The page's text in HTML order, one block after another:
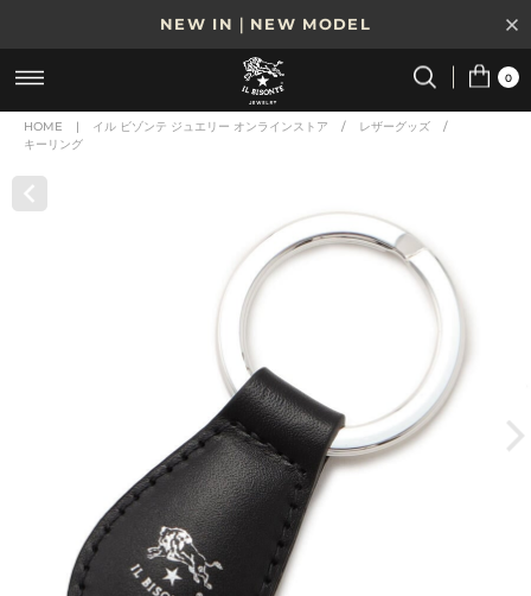
NEW IN｜NEW MODEL
8/17(月)10時まで｜税込11,000円以上で送料無料
贈る相手やシーンから選べる、新しいギフトガイド
0
HOME | イル ビゾンテ ジュエリー オンラインストア / レザーグッズ
/
キーリング